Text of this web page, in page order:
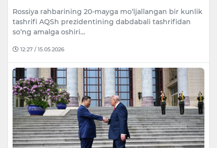
Rossiya rahbarining 20-mayga mo‘ljallangan bir kunlik
tashrifi AQSh prezidentining dabdabali tashrifidan
so‘ng amalga oshiri…
12:27 / 15.05.2026